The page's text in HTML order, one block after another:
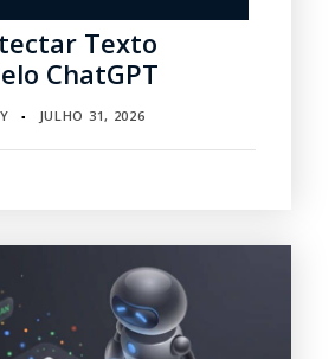
Texto
ChatGPT
▪ JULHO 31, 2026